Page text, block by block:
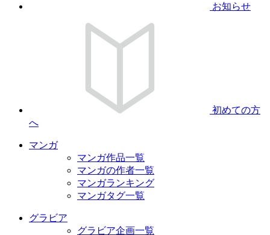
お知らせ
初めての方
へ
マンガ
マンガ作品一覧
マンガの作者一覧
マンガランキング
マンガタグ一覧
グラビア
グラビア企画一覧